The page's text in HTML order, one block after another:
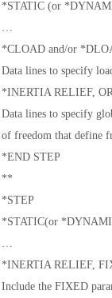
*STATIC (or
…
*CLOAD and/or
Data lines to specify
*INERTIA RELIEF,
Data lines to specify
of freedom that define
*END STEP
**
*STEP
*STATIC(or
…
*INERTIA RELIEF,
Include the FIXED